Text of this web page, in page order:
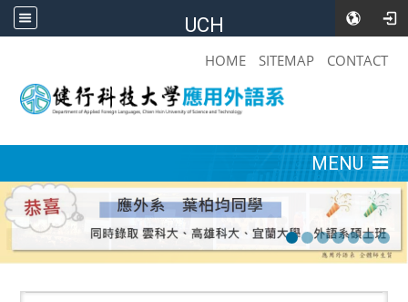
UCH
HOME SITEMAP CONTACT
MENU